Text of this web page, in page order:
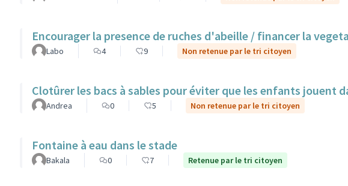
Encourager la presence de ruches d'abeille / financer la
Labo 4 9 Non retenue par le tri citoyen
Clotûrer les bacs à sables pour éviter que les enfants jouent
Andrea 0 5 Non retenue par le tri citoyen
Fontaine à eau dans le stade
Bakala 0 7 Retenue par le tri citoyen